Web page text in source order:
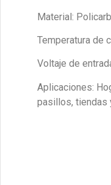
Material:
Temperatura de
Voltaje de
Aplicaciones:
pasillos, tiendas